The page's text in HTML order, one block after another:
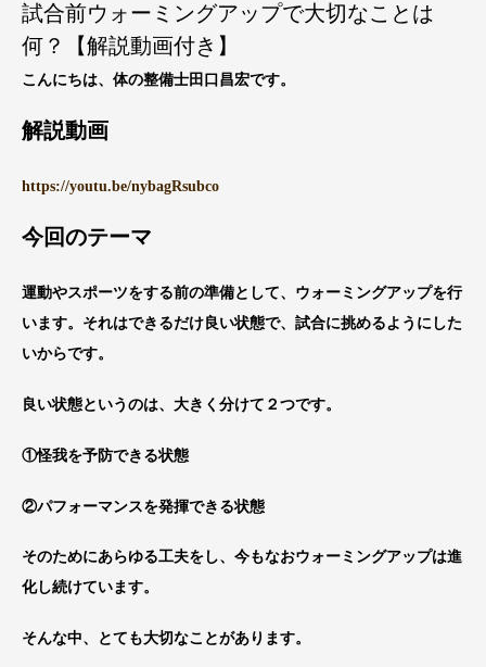
試合前ウォーミングアップで大切なことは
何？【解説動画付き】
こんにちは、体の整備士田口昌宏です。
解説動画
https://youtu.be/nybagRsubco
今回のテーマ
運動やスポーツをする前の準備として、ウォーミングアップを行
います。それはできるだけ良い状態で、試合に挑めるようにした
いからです。
良い状態というのは、大きく分けて２つです。
①怪我を予防できる状態
②パフォーマンスを発揮できる状態
そのためにあらゆる工夫をし、今もなおウォーミングアップは進
化し続けています。
そんな中、とても大切なことがあります。